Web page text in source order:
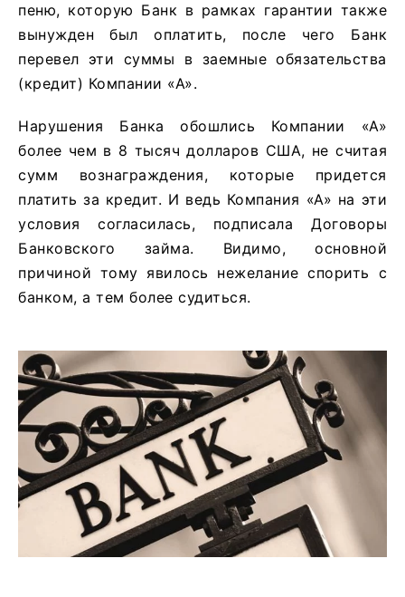
пеню, которую Банк в рамках гарантии также
вынужден был оплатить, после чего Банк
перевел эти суммы в заемные обязательства
(кредит) Компании «А».
Нарушения Банка обошлись Компании «А»
более чем в 8 тысяч долларов США, не считая
сумм вознаграждения, которые придется
платить за кредит. И ведь Компания «А» на эти
условия согласилась, подписала Договоры
Банковского займа. Видимо, основной
причиной тому явилось нежелание спорить с
банком, а тем более судиться.